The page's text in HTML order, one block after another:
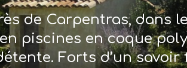
de Carpentras, dans
piscines en coque
Forts d’un savoir